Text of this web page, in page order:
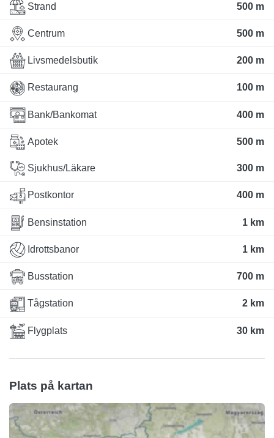
Strand 500 m
Centrum 500 m
Livsmedelsbutik 200 m
Restaurang 100 m
Bank/Bankomat 400 m
Apotek 500 m
Sjukhus/Läkare 300 m
Postkontor 400 m
Bensinstation 1 km
Idrottsbanor 1 km
Busstation 700 m
Tågstation 2 km
Flygplats 30 km
Plats på kartan